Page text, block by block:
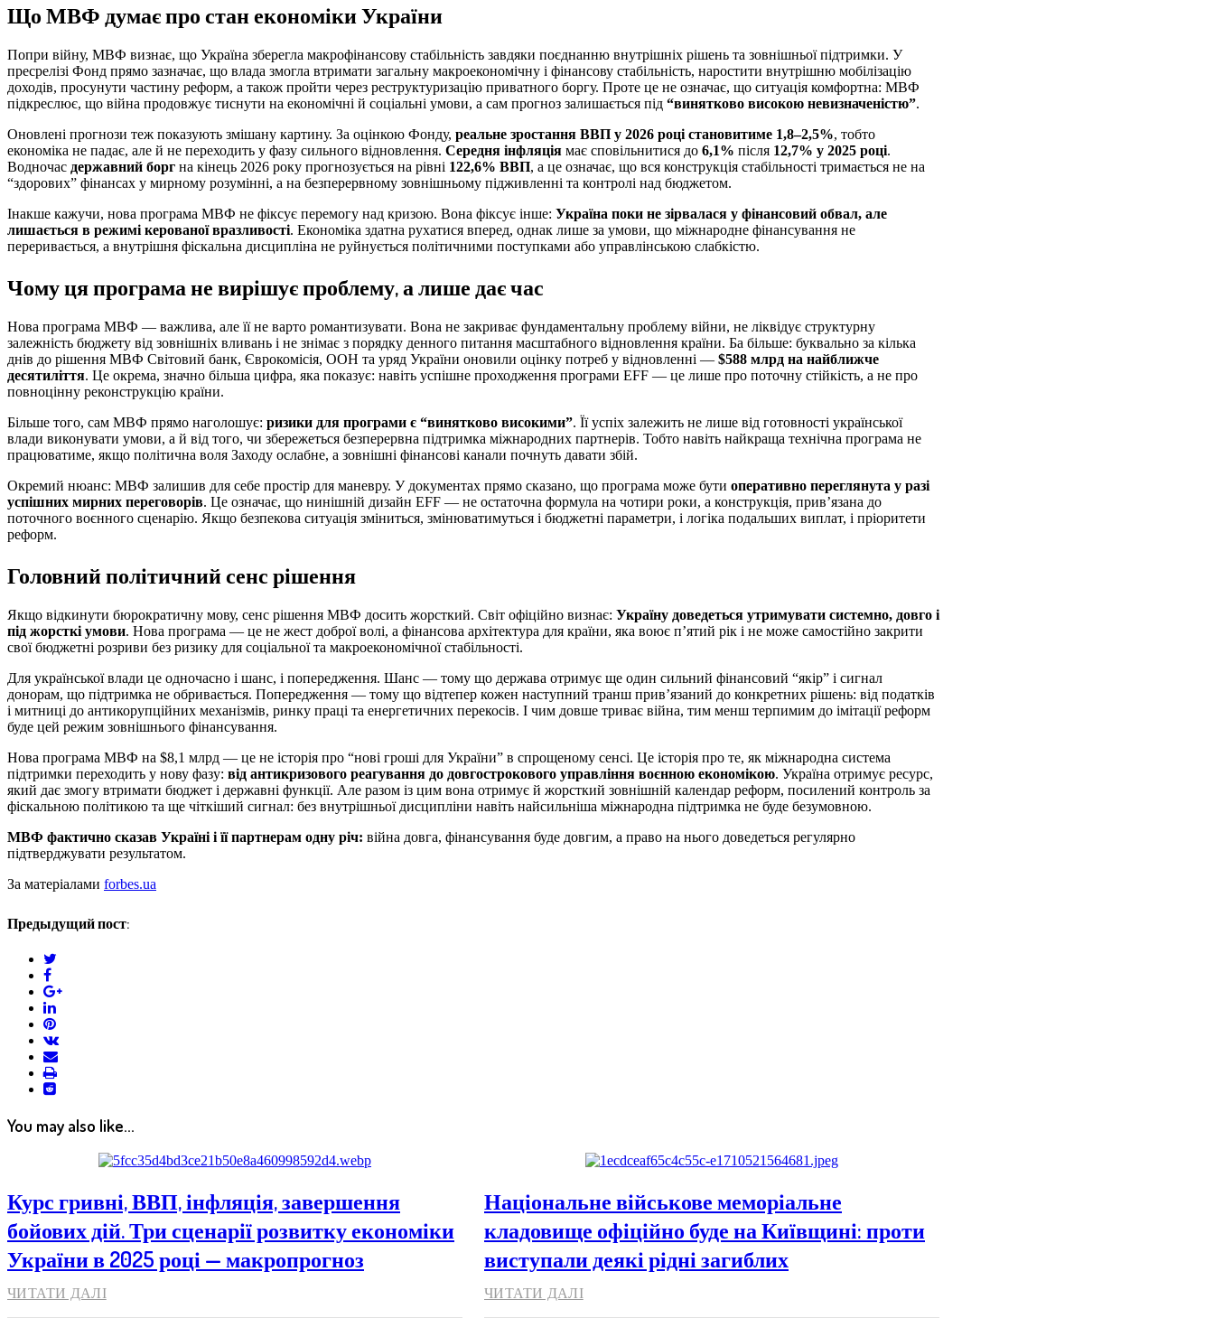
Що МВФ думає про стан економіки України
Попри війну, МВФ визнає, що Україна зберегла макрофінансову стабільність завдяки поєднанню внутрішніх рішень та зовнішньої підтримки. У
пресрелізі Фонд прямо зазначає, що влада змогла втримати загальну макроекономічну і фінансову стабільність, наростити внутрішню мобілізацію
доходів, просунути частину реформ, а також пройти через реструктуризацію приватного боргу. Проте це не означає, що ситуація комфортна: МВФ
підкреслює, що війна продовжує тиснути на економічні й соціальні умови, а сам прогноз залишається під “винятково високою невизначеністю”.
Оновлені прогнози теж показують змішану картину. За оцінкою Фонду, реальне зростання ВВП у 2026 році становитиме 1,8–2,5%, тобто
економіка не падає, але й не переходить у фазу сильного відновлення. Середня інфляція має сповільнитися до 6,1% після 12,7% у 2025 році.
Водночас державний борг на кінець 2026 року прогнозується на рівні 122,6% ВВП, а це означає, що вся конструкція стабільності тримається не на
“здорових” фінансах у мирному розумінні, а на безперервному зовнішньому підживленні та контролі над бюджетом.
Інакше кажучи, нова програма МВФ не фіксує перемогу над кризою. Вона фіксує інше: Україна поки не зірвалася у фінансовий обвал, але
лишається в режимі керованої вразливості. Економіка здатна рухатися вперед, однак лише за умови, що міжнародне фінансування не
переривається, а внутрішня фіскальна дисципліна не руйнується політичними поступками або управлінською слабкістю.
Чому ця програма не вирішує проблему, а лише дає час
Нова програма МВФ — важлива, але її не варто романтизувати. Вона не закриває фундаментальну проблему війни, не ліквідує структурну
залежність бюджету від зовнішніх вливань і не знімає з порядку денного питання масштабного відновлення країни. Ба більше: буквально за кілька
днів до рішення МВФ Світовий банк, Єврокомісія, ООН та уряд України оновили оцінку потреб у відновленні — $588 млрд на найближче
десятиліття. Це окрема, значно більша цифра, яка показує: навіть успішне проходження програми EFF — це лише про поточну стійкість, а не про
повноцінну реконструкцію країни.
Більше того, сам МВФ прямо наголошує: ризики для програми є “винятково високими”. Її успіх залежить не лише від готовності української
влади виконувати умови, а й від того, чи збережеться безперервна підтримка міжнародних партнерів. Тобто навіть найкраща технічна програма не
працюватиме, якщо політична воля Заходу ослабне, а зовнішні фінансові канали почнуть давати збій.
Окремий нюанс: МВФ залишив для себе простір для маневру. У документах прямо сказано, що програма може бути оперативно переглянута у разі
успішних мирних переговорів. Це означає, що нинішній дизайн EFF — не остаточна формула на чотири роки, а конструкція, прив’язана до
поточного воєнного сценарію. Якщо безпекова ситуація зміниться, змінюватимуться і бюджетні параметри, і логіка подальших виплат, і пріоритети
реформ.
Головний політичний сенс рішення
Якщо відкинути бюрократичну мову, сенс рішення МВФ досить жорсткий. Світ офіційно визнає: Україну доведеться утримувати системно, довго і
під жорсткі умови. Нова програма — це не жест доброї волі, а фінансова архітектура для країни, яка воює п’ятий рік і не може самостійно закрити
свої бюджетні розриви без ризику для соціальної та макроекономічної стабільності.
Для української влади це одночасно і шанс, і попередження. Шанс — тому що держава отримує ще один сильний фінансовий “якір” і сигнал
донорам, що підтримка не обривається. Попередження — тому що відтепер кожен наступний транш прив’язаний до конкретних рішень: від податків
і митниці до антикорупційних механізмів, ринку праці та енергетичних перекосів. І чим довше триває війна, тим менш терпимим до імітації реформ
буде цей режим зовнішнього фінансування.
Нова програма МВФ на $8,1 млрд — це не історія про “нові гроші для України” в спрощеному сенсі. Це історія про те, як міжнародна система
підтримки переходить у нову фазу: від антикризового реагування до довгострокового управління воєнною економікою. Україна отримує ресурс,
який дає змогу втримати бюджет і державні функції. Але разом із цим вона отримує й жорсткий зовнішній календар реформ, посилений контроль за
фіскальною політикою та ще чіткіший сигнал: без внутрішньої дисципліни навіть найсильніша міжнародна підтримка не буде безумовною.
МВФ фактично сказав Україні і її партнерам одну річ: війна довга, фінансування буде довгим, а право на нього доведеться регулярно
підтверджувати результатом.
За матеріалами forbes.ua
Предыдущий пост:
facebook
google+
linkedin
pinterest
vkontakte
email
print
reddit
reddit
You may also like...
Курс гривні, ВВП, інфляція, завершення
бойових дій. Три сценарії розвитку економіки
України в 2025 році — макропрогноз
ЧИТАТИ ДАЛІ
Національне військове меморіальне
кладовище офіційно буде на Київщині: проти
виступали деякі рідні загиблих
ЧИТАТИ ДАЛІ